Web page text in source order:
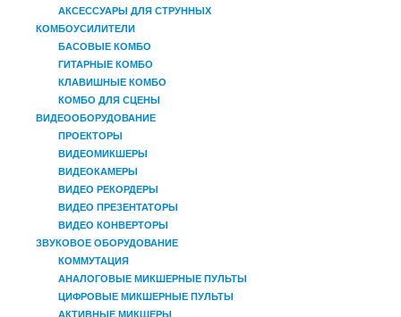
АКСЕССУАРЫ ДЛЯ СТРУННЫХ
КОМБОУСИЛИТЕЛИ
БАСОВЫЕ КОМБО
ГИТАРНЫЕ КОМБО
КЛАВИШНЫЕ КОМБО
КОМБО ДЛЯ СЦЕНЫ
ВИДЕООБОРУДОВАНИЕ
ПРОЕКТОРЫ
ВИДЕОМИКШЕРЫ
ВИДЕОКАМЕРЫ
ВИДЕО РЕКОРДЕРЫ
ВИДЕО ПРЕЗЕНТАТОРЫ
ВИДЕО КОНВЕРТОРЫ
ЗВУКОВОЕ ОБОРУДОВАНИЕ
КОММУТАЦИЯ
АНАЛОГОВЫЕ МИКШЕРНЫЕ ПУЛЬТЫ
ЦИФРОВЫЕ МИКШЕРНЫЕ ПУЛЬТЫ
АКТИВНЫЕ МИКШЕРЫ